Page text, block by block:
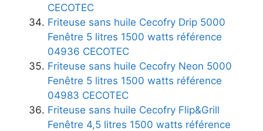
CECOTEC
Friteuse sans huile Cecofry Drip 5000
Fenêtre 5 litres 1500 watts référence
04936 CECOTEC
Friteuse sans huile Cecofry Neon 5000
Fenêtre 5 litres 1500 watts référence
04983 CECOTEC
Friteuse sans huile Cecofry Flip&Grill
Fenêtre 4,5 litres 1500 watts référence